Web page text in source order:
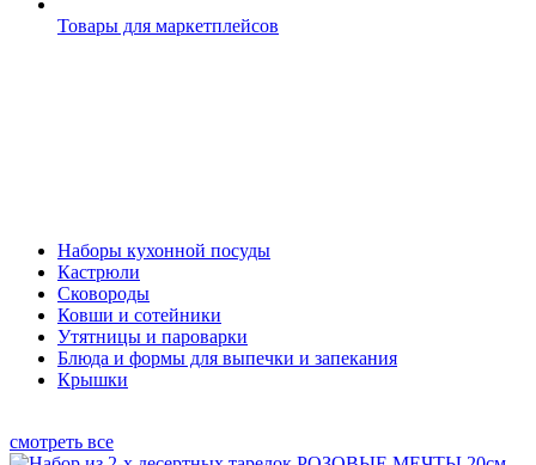
Товары для маркетплейсов
Наборы кухонной посуды
Кастрюли
Сковороды
Ковши и сотейники
Утятницы и пароварки
Блюда и формы для выпечки и запекания
Крышки
смотреть все